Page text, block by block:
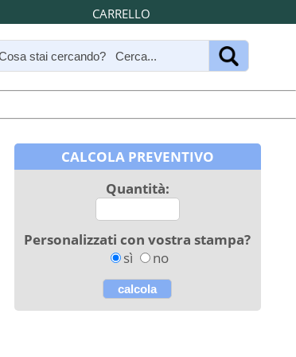
CARRELLO
CALCOLA PREVENTIVO
Quantità:
Personalizzati con vostra stampa?
sì
no